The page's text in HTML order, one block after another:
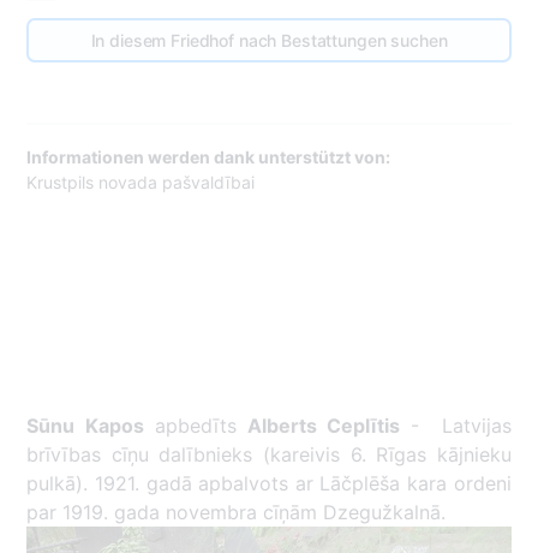
In diesem Friedhof nach Bestattungen suchen
Informationen werden dank unterstützt von:
Krustpils novada pašvaldībai
Sūnu Kapos apbedīts Alberts Ceplītis - Latvijas
brīvības cīņu dalībnieks (kareivis 6. Rīgas kājnieku
pulkā). 1921. gadā apbalvots ar Lāčplēša kara ordeni
par 1919. gada novembra cīņām Dzegužkalnā.